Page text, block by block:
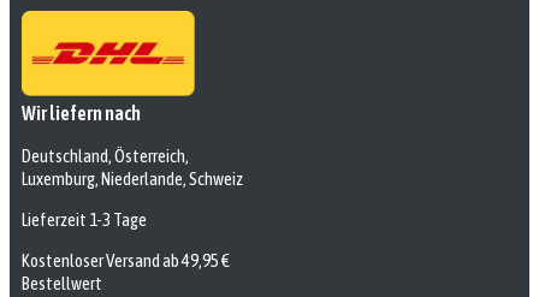
Wir liefern nach
Deutschland, Österreich,
Luxemburg, Niederlande, Schweiz
Lieferzeit 1-3 Tage
Kostenloser Versand ab 49,95 €
Bestellwert